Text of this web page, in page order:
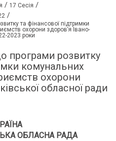
/ 17 Сесія /
/
та фінансової підтримки
охорони здоров’я Івано-
2023 роки
програми розвитку
комунальних
охорони
обласної ради
ОБЛАСНА РАДА